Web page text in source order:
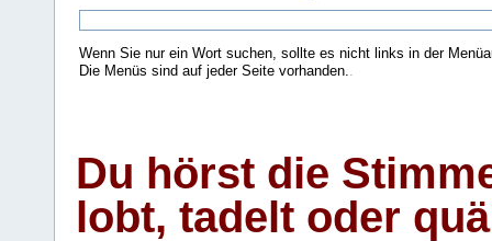
Wenn Sie nur ein Wort suchen, sollte es nicht links in der
Die Menüs sind auf jeder Seite vorhanden.
Du hörst die
lobt, tadelt oder